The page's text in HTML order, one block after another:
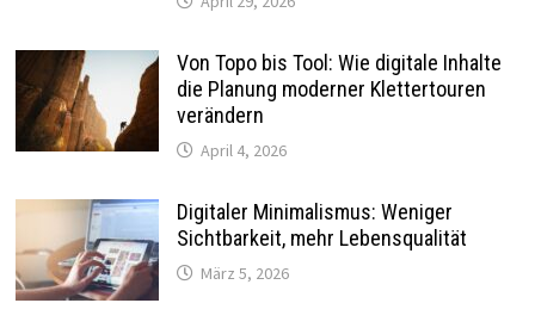
Von Topo bis Tool: Wie digitale Inhalte
die Planung moderner Klettertouren
verändern
April 4, 2026
Digitaler Minimalismus: Weniger
Sichtbarkeit, mehr Lebensqualität
März 5, 2026